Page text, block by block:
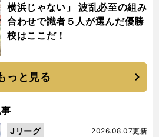
横浜じゃない」 波乱必至の組み
合わせで識者５人が選んだ優勝
校はここだ！
っと見る
2026.08.07更新
Jリーグ